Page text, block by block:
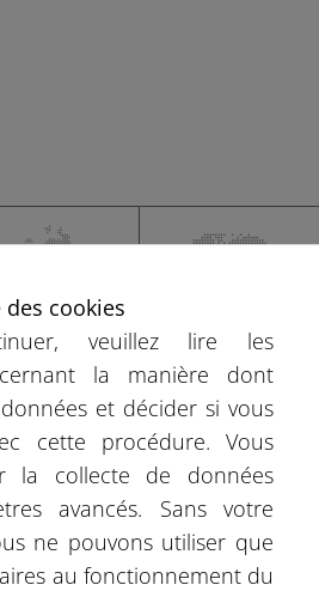
L'EUROPE
cookies
veuillez lire les
la manière dont
et décider si vous
cette procédure. Vous
la collecte de données
avancés. Sans votre
ne pouvons utiliser que
au fonctionnement du